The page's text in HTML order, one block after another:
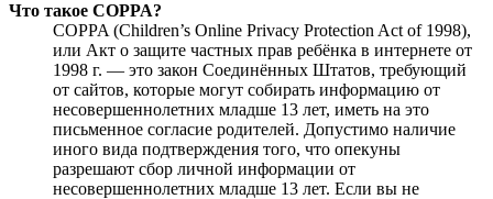
Что такое COPPA?
COPPA (Children’s Online Privacy Protection Act of 1998),
или Акт о защите частных прав ребёнка в интернете от
1998 г. — это закон Соединённых Штатов, требующий
от сайтов, которые могут собирать информацию от
несовершеннолетних младше 13 лет, иметь на это
письменное согласие родителей. Допустимо наличие
иного вида подтверждения того, что опекуны
разрешают сбор личной информации от
несовершеннолетних младше 13 лет. Если вы не